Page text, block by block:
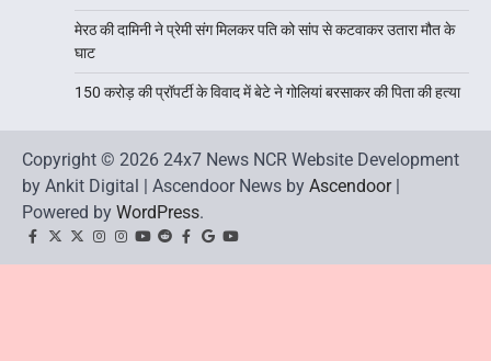
मेरठ की दामिनी ने प्रेमी संग मिलकर पति को सांप से कटवाकर उतारा मौत के
घाट
150 करोड़ की प्रॉपर्टी के विवाद में बेटे ने गोलियां बरसाकर की पिता की हत्या
Copyright © 2026 24x7 News NCR Website Development
by Ankit Digital | Ascendoor News by Ascendoor|
Powered by WordPress.
facebook
Twitter
twitterInstagram
instagram
YouTube
redditFacebook
googleyoutube